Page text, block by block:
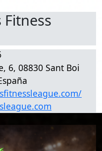
6, 08830 Sant Boi